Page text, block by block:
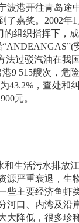
波港开往青岛途
了嘉奖。 2002年1
组织指挥下，
ANDEANGAS”(
法过驳汽油在我
港9 515艘次，危
43.2% ，查处和
元。
生活污水排放
源严重衰退，生
些主要经济鱼虾
口、内湾及沿
降低，很多珍